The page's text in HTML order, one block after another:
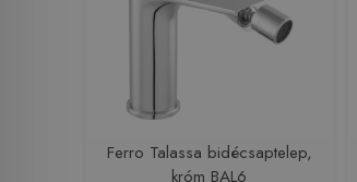
Ferro Talassa bidécsaptelep,
króm BAL6